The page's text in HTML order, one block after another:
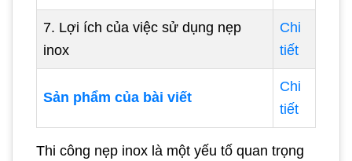
7. Lợi ích của việc sử dụng nẹp
inox
Chi
tiết
Sản phẩm của bài viết
Chi
tiết
Thi công nẹp inox là một yếu tố quan trọng